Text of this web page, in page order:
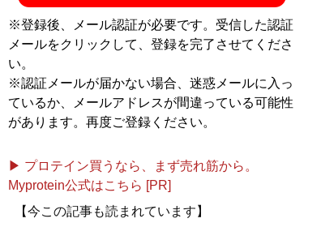
※登録後、メール認証が必要です。受信した認証
メールをクリックして、登録を完了させてくださ
い。
※認証メールが届かない場合、迷惑メールに入っ
ているか、メールアドレスが間違っている可能性
があります。再度ご登録ください。
▶ プロテイン買うなら、まず売れ筋から。
Myprotein公式はこちら [PR]
【今この記事も読まれています】